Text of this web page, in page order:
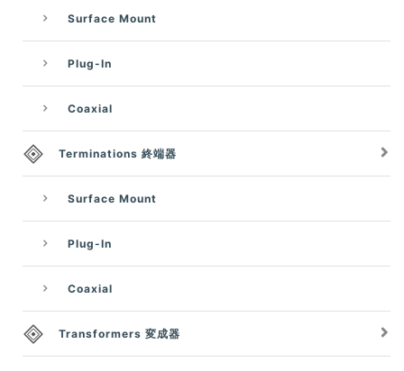
Surface Mount
Plug-In
Coaxial
Terminations 終端器
Surface Mount
Plug-In
Coaxial
Transformers 変成器